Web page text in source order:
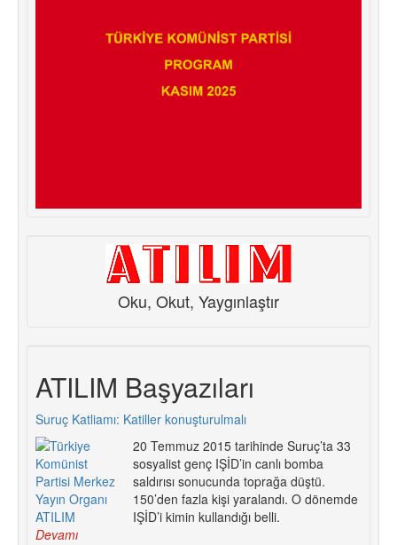
Oku, Okut, Yaygınlaştır
ATILIM Başyazıları
Suruç Katliamı: Katiller konuşturulmalı
20 Temmuz 2015 tarihinde Suruç’ta 33
sosyalist genç IŞİD’in canlı bomba
saldırısı sonucunda toprağa düştü.
150’den fazla kişi yaralandı. O dönemde
IŞİD’i kimin kullandığı belli.
Devamı